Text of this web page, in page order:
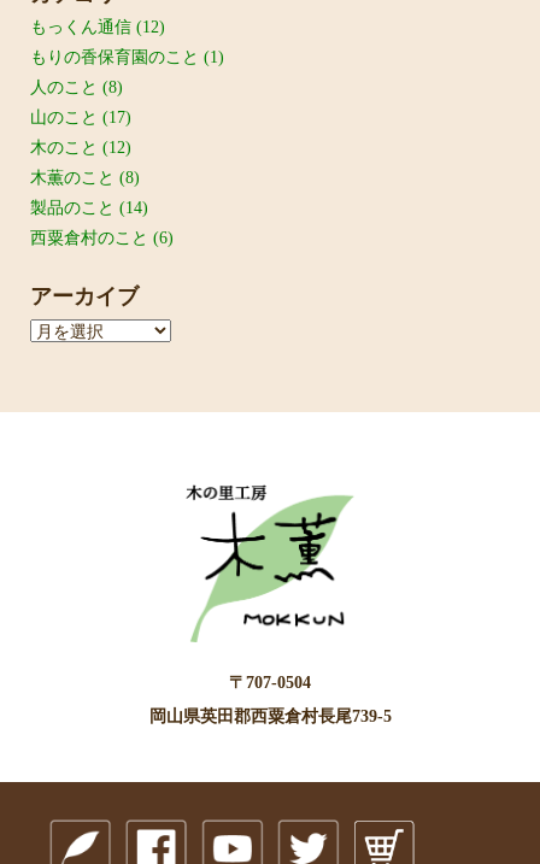
もっくん通信 (12)
もりの香保育園のこと (1)
人のこと (8)
山のこと (17)
木のこと (12)
木薫のこと (8)
製品のこと (14)
西粟倉村のこと (6)
アーカイブ
ア
ブ
〒707-0504
岡山県英田郡西粟倉村長尾739-5